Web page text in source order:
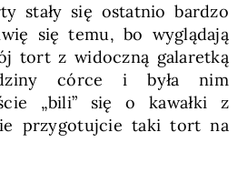
stały się ostatnio bardzo
się temu, bo wyglądają
tort z widoczną galaretką
córce i była nim
„bili” się o kawałki z
przygotujcie taki tort na